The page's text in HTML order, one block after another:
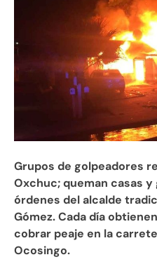
Grupos de golpeadores
Oxchuc; queman casas
órdenes del alcalde
Gómez. Cada día
cobrar peaje en la
Ocosingo.